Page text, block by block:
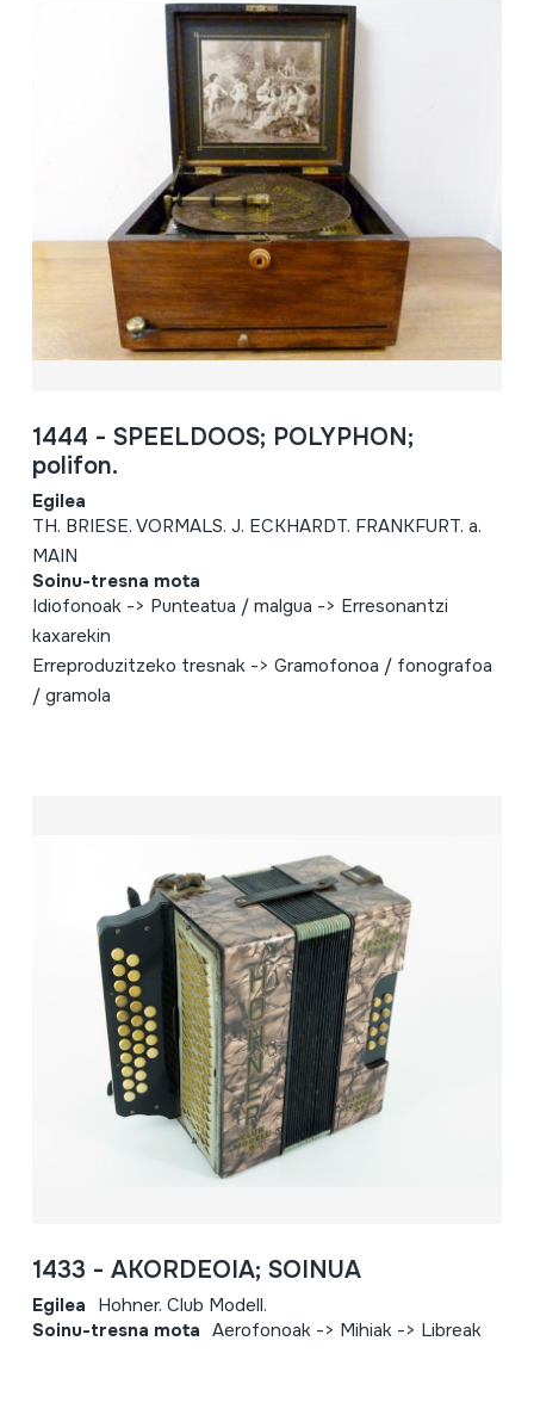
1444 - SPEELDOOS; POLYPHON;
polifon.
Egilea
TH. BRIESE. VORMALS. J. ECKHARDT. FRANKFURT. a.
MAIN
Soinu-tresna mota
Idiofonoak -> Punteatua / malgua -> Erresonantzi
kaxarekin
Erreproduzitzeko tresnak -> Gramofonoa / fonografoa
/ gramola
1433 - AKORDEOIA; SOINUA
Egilea Hohner. Club Modell.
Soinu-tresna mota Aerofonoak -> Mihiak -> Libreak